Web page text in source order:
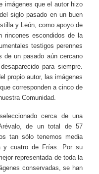
imágenes que el autor hizo
siglo pasado en un buen
y León, como apoyo de
rincones escondidos de la
testigos perennes
de un pasado aún cercano
para siempre.
propio autor, las imágenes
corresponden a cinco de
Comunidad.
cerca de una
de un total de 57
tan sólo tenemos media
y cuatro de Frías. Por su
representada de toda la
conservadas, se han